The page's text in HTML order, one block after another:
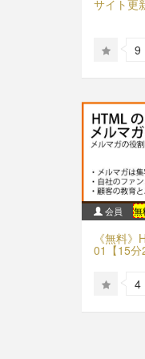
サイト更
9
会員 無
《無料
01【15分
4